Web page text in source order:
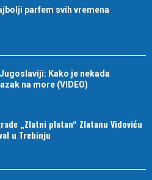
parfem svih vremena
Kako je nekada
na more (VIDEO)
„Zlatni platan“ Zlatanu Vidoviću
u Trebinju